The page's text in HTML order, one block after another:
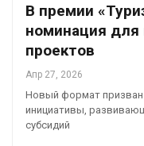
В премии
номинация для
проектов
Апр 27, 2026
Новый формат призван
инициативы,
субсидий